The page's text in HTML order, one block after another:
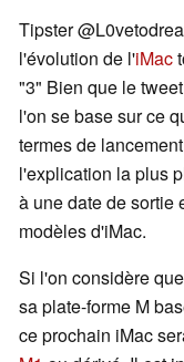
Tipster
l'évolution de l'iMac
"3" Bien que le
l'on se base sur ce
termes de
l'explication la plus
à une date de sortie
modèles d'iMac.
Si l'on considère
sa plate-forme M
ce prochain iMac